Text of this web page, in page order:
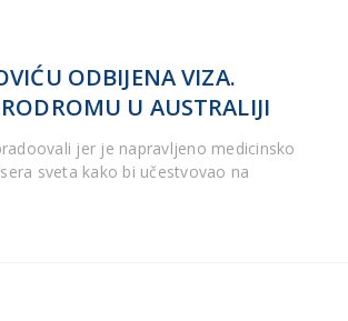
ODBIJENA VIZA.
U AUSTRALIJI
jer je napravljeno medicinsko
sveta kako bi učestvovao na